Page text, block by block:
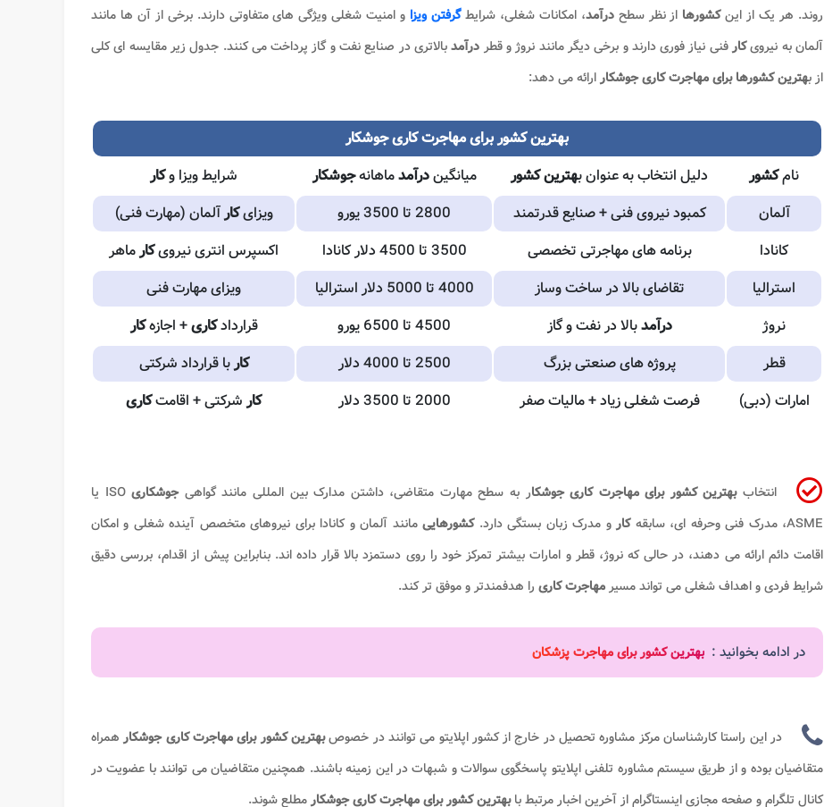
روند. هر یک از اینکشورها از نظر سطحدرآمد، امکانات شغلی، شرایطگرفتن ویزا و امنیت شغلی ویژگی های متفاوتی دارند. برخی از آن ها مانند
آلمان به نیرویکارفنی نیاز فوری دارند و برخی دیگر مانند نروژ و قطر درآمدبالاتری در صنایع نفت و گاز پرداخت می کنند. جدول زیر مقایسه ای کلی
از بهترین کشورها برایمهاجرت کاری جوشکارارائه می دهد:
بهترین کشور برای مهاجرت کاری جوشکار
نامکشور دلیل انتخاب به عنوان بهترین کشور میانگیندرآمدماهانهجوشکار شرایط ویزا وکار
آلمان
کمبود نیروی فنی + صنایع قدرتمند 2800 تا 3500 یورو ویزایکارآلمان (مهارت فنی)
کانادا
برنامه های مهاجرتی تخصصی 3500 تا 4500 دلار کانادا اکسپرس انتری نیرویکارماهر
استرالیا
تقاضای بالا در ساخت وساز 4000 تا 5000 دلار استرالیا
ویزای مهارت فنی
نروژ
درآمدبالا در نفت و گاز 4500 تا 6500 یورو قراردادکاری+ اجازهکار
قطر
پروژه های صنعتی بزرگ 2500 تا 4000 دلار کاربا قرارداد شرکتی
امارات (دبی)
فرصت شغلی زیاد + مالیات صفر 2000 تا 3500 دلار کارشرکتی + اقامتکاری
انتخاببهترین کشور برای مهاجرت کاری جوشکار به سطح مهارت متقاضی، داشتن مدارک بین المللی مانند گواهیجوشکاری
ISO یا
ASME، مدرک فنی وحرفه ای، سابقه
کارو مدرک زبان بستگی دارد.کشورهاییمانند آلمان و کانادا برای نیروهای متخصص آینده شغلی و امکان
اقامت دائم ارائه می دهند، در حالی که نروژ، قطر و امارات بیشتر تمرکز خود را روی دستمزد بالا قرار داده اند. بنابراین پیش از اقدام، بررسی دقیق
شرایط فردی و اهداف شغلی می تواند مسیرمهاجرت کاری را هدفمندتر و موفق تر کند.
در ادامه بخوانید : بهترین کشور برای مهاجرت پزشکان
در این راستا کارشناسان مرکز مشاوره تحصیل در خارج از کشور اپلایتو می توانند در خصوصبهترین کشور برایمهاجرت کاری جوشکارهمراه
متقاضیان بوده و از طریق سیستم مشاوره تلفنی اپلایتو پاسخگوی سوالات و شبهات در این زمینه باشند. همچنین متقاضیان می توانند با عضویت در
کانال تلگرام و صفحه مجازی اینستاگرام از آخرین اخبار مرتبط بابهترین کشور برایمهاجرت کاری جوشکارمطلع شوند.